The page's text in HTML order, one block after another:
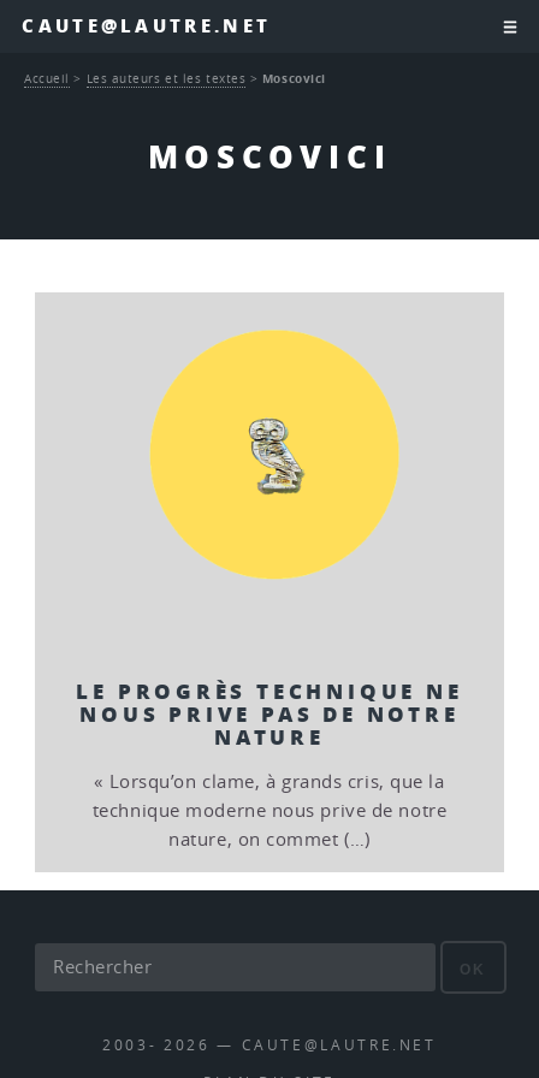
CAUTE@LAUTRE.NET
MOSCOVICI
Accueil > Les auteurs et les textes > Moscovici
LE PROGRÈS TECHNIQUE NE
NOUS PRIVE PAS DE NOTRE
NATURE
« Lorsqu’on clame, à grands cris, que la
technique moderne nous prive de notre
nature, on commet (…)
OK
2003- 2026 — CAUTE@LAUTRE.NET